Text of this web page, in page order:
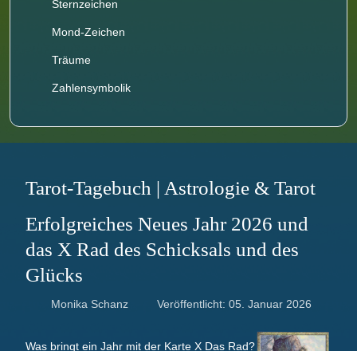
Sternzeichen
Mond-Zeichen
Träume
Zahlensymbolik
Tarot-Tagebuch | Astrologie & Tarot
Erfolgreiches Neues Jahr 2026 und
das X Rad des Schicksals und des
Glücks
Monika Schanz Veröffentlicht: 05. Januar 2026
Was bringt ein Jahr mit der Karte X Das Rad?